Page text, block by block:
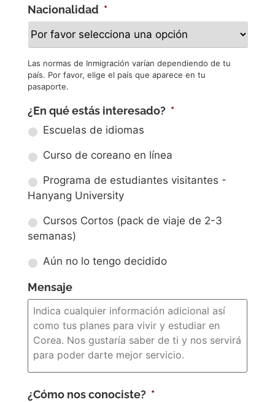
Nacionalidad *
Las normas de Inmigración varían dependiendo de tu
país. Por favor, elige el país que aparece en tu
pasaporte.
¿En qué estás interesado? *
Escuelas de idiomas
Curso de coreano en línea
Programa de estudiantes visitantes -
Hanyang University
Cursos Cortos (pack de viaje de 2-3
semanas)
Aún no lo tengo decidido
Mensaje
¿Cómo nos conociste? *